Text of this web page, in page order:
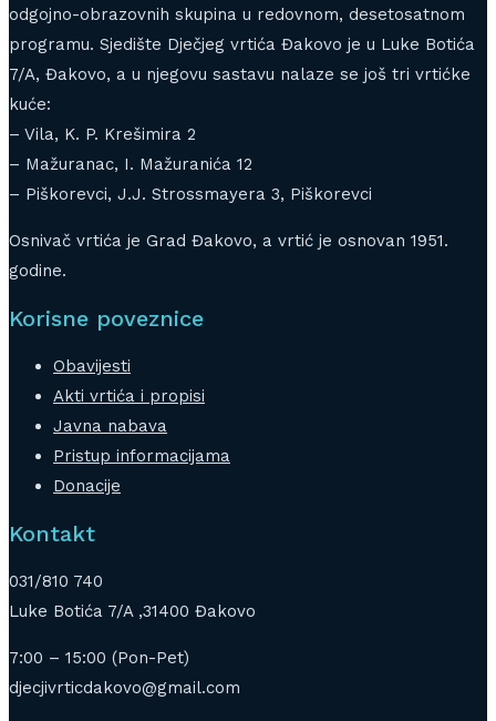
odgojno-obrazovnih skupina u redovnom, desetosatnom
programu. Sjedište Dječjeg vrtića Đakovo je u Luke Botića
7/A, Đakovo, a u njegovu sastavu nalaze se još tri vrtićke
kuće:
– Vila, K. P. Krešimira 2
– Mažuranac, I. Mažuranića 12
– Piškorevci, J.J. Strossmayera 3, Piškorevci
Osnivač vrtića je Grad Đakovo, a vrtić je osnovan 1951.
godine.
Korisne poveznice
Obavijesti
Akti vrtića i propisi
Javna nabava
Pristup informacijama
Donacije
Kontakt
031/810 740
Luke Botića 7/A ,31400 Đakovo
7:00 – 15:00 (Pon-Pet)
djecjivrticdakovo@gmail.com